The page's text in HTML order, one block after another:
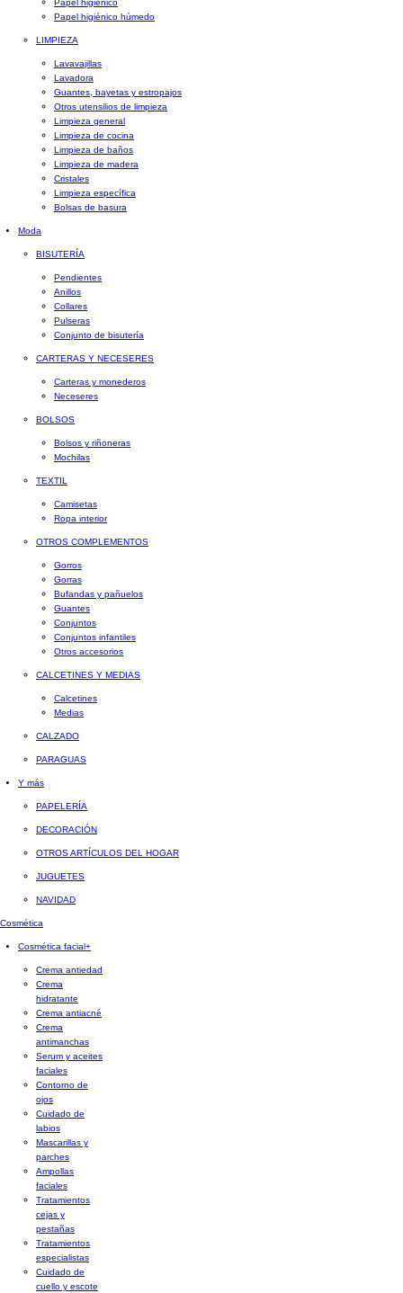
Papel higiénico
Papel higiénico húmedo
LIMPIEZA
Lavavajillas
Lavadora
Guantes, bayetas y estropajos
Otros utensilios de limpieza
Limpieza general
Limpieza de cocina
Limpieza de baños
Limpieza de madera
Cristales
Limpieza específica
Bolsas de basura
Moda
BISUTERÍA
Pendientes
Anillos
Collares
Pulseras
Conjunto de bisutería
CARTERAS Y NECESERES
Carteras y monederos
Neceseres
BOLSOS
Bolsos y riñoneras
Mochilas
TEXTIL
Camisetas
Ropa interior
OTROS COMPLEMENTOS
Gorros
Gorras
Bufandas y pañuelos
Guantes
Conjuntos
Conjuntos infantiles
Otros accesorios
CALCETINES Y MEDIAS
Calcetines
Medias
CALZADO
PARAGUAS
Y más
PAPELERÍA
DECORACIÓN
OTROS ARTÍCULOS DEL HOGAR
JUGUETES
NAVIDAD
Cosmética
Cosmética facial+
Crema antiedad
Crema
hidratante
Crema antiacné
Crema
antimanchas
Serum y aceites
faciales
Contorno de
ojos
Cuidado de
labios
Mascarillas y
parches
Ampollas
faciales
Tratamientos
cejas y
pestañas
Tratamientos
especialistas
Cuidado de
cuello y escote